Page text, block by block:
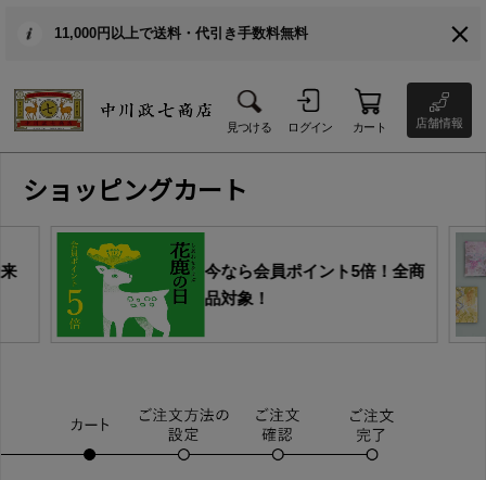
11,000円以上で送料・代引き手数料無料
見つける ログイン カート 店舗情報
ショッピングカート
今なら会員ポイント5倍！全商
品対象！